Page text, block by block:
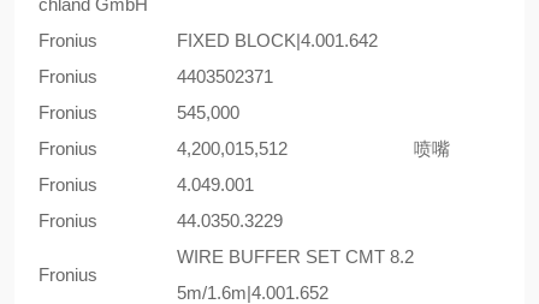
chland GmbH
Fronius
FIXED BLOCK|4.001.642
Fronius
4403502371
Fronius
545,000
Fronius
4,200,015,512
喷嘴
Fronius
4.049.001
Fronius
44.0350.3229
Fronius
WIRE BUFFER SET CMT 8.2
5m/1.6m|4.001.652